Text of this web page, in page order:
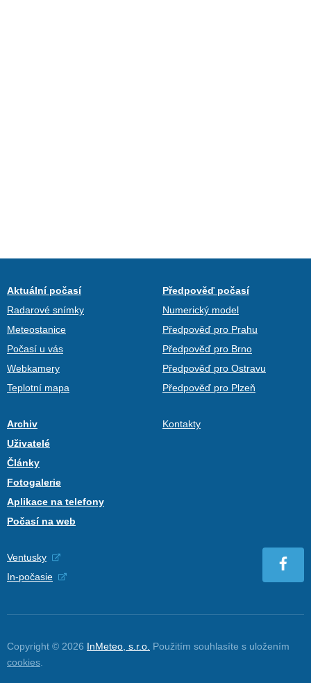
Aktuální počasí
Radarové snímky
Meteostanice
Počasí u vás
Webkamery
Teplotní mapa
Předpověď počasí
Numerický model
Předpověď pro Prahu
Předpověď pro Brno
Předpověď pro Ostravu
Předpověď pro Plzeň
Archiv
Uživatelé
Články
Fotogalerie
Aplikace na telefony
Počasí na web
Kontakty
Ventusky
In-počasie
Copyright © 2026 InMeteo, s.r.o. Použitím souhlasíte s uložením
cookies